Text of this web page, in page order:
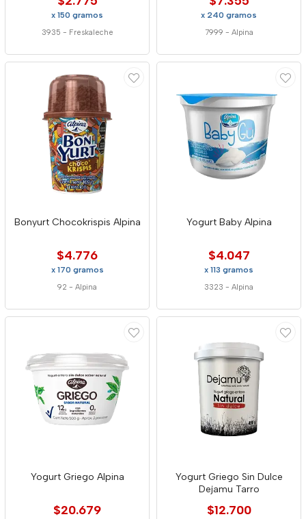
x 150 gramos
3935 - Freskaleche
x 240 gramos
7999 - Alpina
Bonyurt Chocokrispis Alpina
$4.776
x 170 gramos
92 - Alpina
Yogurt Baby Alpina
$4.047
x 113 gramos
3323 - Alpina
Yogurt Griego Alpina
$20.679
Yogurt Griego Sin Dulce
Dejamu Tarro
$12.700